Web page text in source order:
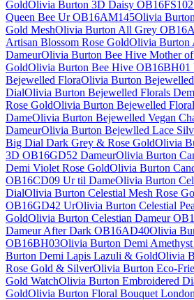
GoldOlivia Burton 3D Daisy
Queen Bee Ur OB16AM145Olivia
Gold MeshOlivia Burton All Grey
Artisan Blossom Rose GoldOlivia Burton
DameurOlivia Burton Bee Hive Mother
GoldOlivia Burton Bee Hive OB16BH01
Bejewelled FloraOlivia Burton
DialOlivia Burton Bejewelled Florals
Rose GoldOlivia Burton Bejewelled
DameOlivia Burton Bejewelled Vegan
DameurOlivia Burton Bejewlled Lace
Big Dial Dark Grey & Rose GoldOlivia
3D OB16GD52 DameurOlivia Burton
Demi Violet Rose GoldOlivia Burton
OB16CD09 Ur til DameOlivia Burton
DialOlivia Burton Celestial Mesh Rose
OB16GD42 UrOlivia Burton Celestial
GoldOlivia Burton Celestian Dameur
Dameur After Dark OB16AD40Olivia
OB16BH03Olivia Burton Demi
Burton Demi Lapis Lazuli & GoldOlivia
Rose Gold & SilverOlivia Burton Eco-
Gold WatchOlivia Burton Embroidered
GoldOlivia Burton Floral Bouquet